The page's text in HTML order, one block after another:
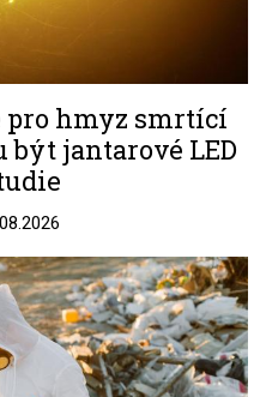
pro hmyz smrtící
být jantarové LED